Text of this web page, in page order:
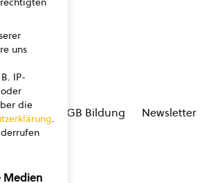
GmbH AGB Bildung Newsletter
uns
IP-
die
.
Medien